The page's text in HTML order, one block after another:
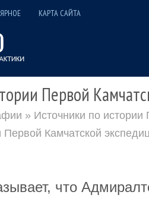
КАРТА САЙТА
Первой
» Источники по
Первой Камчатской
что